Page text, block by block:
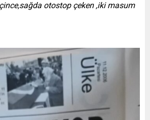
otostop çeken ,iki masum